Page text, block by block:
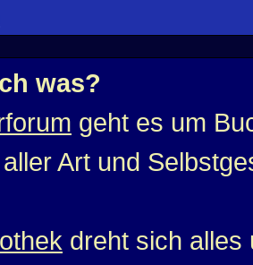
was?
geht es um
Art und
dreht sich alles